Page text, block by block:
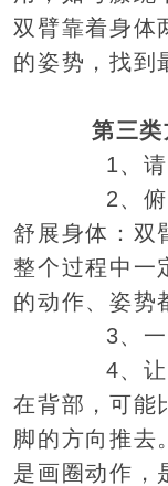
双臂靠着身体
的姿势，找到
第三类
1、请
2、俯
舒展身体：双
整个过程中一
的动作、姿势
3、一
4、让
在背部，可能
脚的方向推去
是画圈动作，